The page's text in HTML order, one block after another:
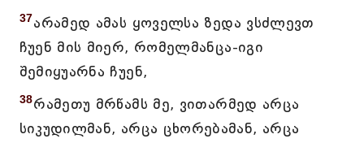
37არამედ ამას ყოველსა ზედა ვსძლევთ
ჩუენ მის მიერ, რომელმანცა-იგი
შემიყუარნა ჩუენ,
38რამეთუ მრწამს მე, ვითარმედ არცა
სიკუდილმან, არცა ცხორებამან, არცა